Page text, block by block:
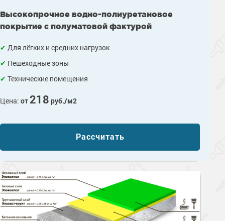
Высокопрочное водно-полиуретановое
покрытие с полуматовой фактурой
Для лёгких и средних нагрузок
Пешеходные зоны
Технические помещения
Цена: от218 руб./м2
Рассчитать